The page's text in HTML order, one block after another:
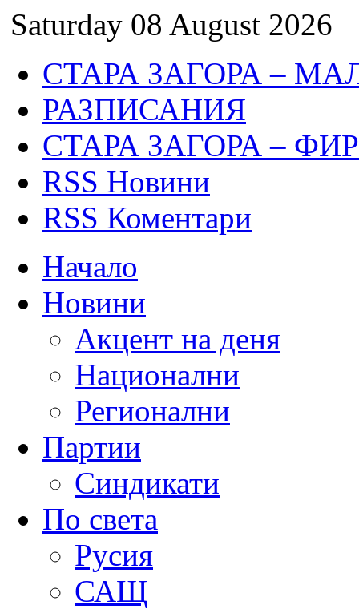
Saturday 08 August 2026
СТАРА ЗАГОРА –
РАЗПИСАНИЯ
СТАРА ЗАГОРА –
RSS Новини
RSS Коментари
Начало
Новини
Акцент на деня
Национални
Регионални
Партии
Синдикати
По света
Русия
САЩ